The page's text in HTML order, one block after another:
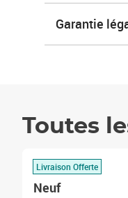
Garantie
Toutes
Livraison Offerte
Neuf